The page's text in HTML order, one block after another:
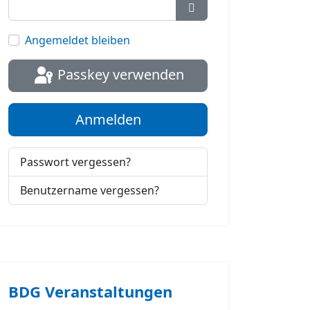
Passwort anzeigen
Angemeldet bleiben
Passkey verwenden
Anmelden
Passwort vergessen?
Benutzername vergessen?
BDG Veranstaltungen